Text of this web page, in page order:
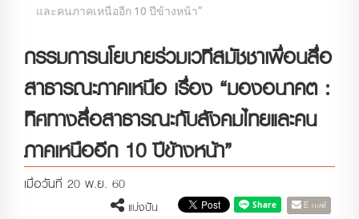
และคนภาคเหนืออีก 10 ปีข้างหน้า”
กรรมการนโยบายร่วมเวทีสมัชชาเพื่อนสื่อ
สาธารณะภาคเหนือ เรื่อง “มองอนาคต :
ทิศทางสื่อสาธารณะกับสังคมไทยและคน
ภาคเหนืออีก 10 ปีข้างหน้า”
เมื่อวันที่ 20 พ.ย. 60
แบ่งปัน E-mail